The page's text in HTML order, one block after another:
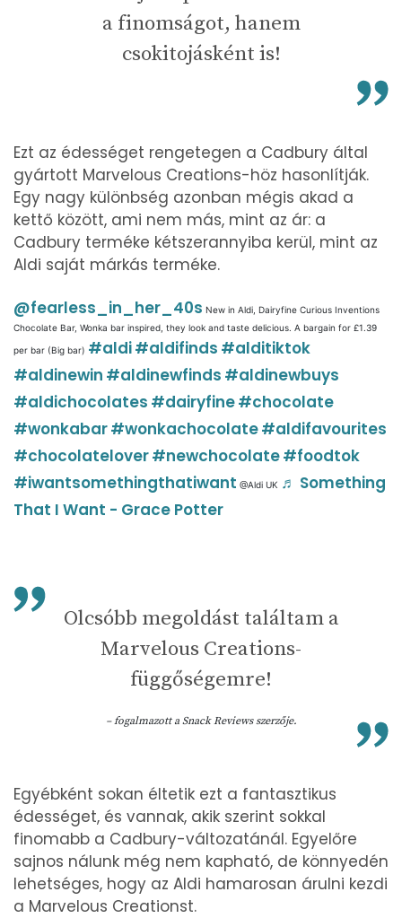
a finomságot, hanem
csokitojásként is!
Ezt az édességet rengetegen a Cadbury által
gyártott Marvelous Creations-höz hasonlítják.
Egy nagy különbség azonban mégis akad a
kettő között, ami nem más, mint az ár: a
Cadbury terméke kétszerannyiba kerül, mint az
Aldi saját márkás terméke.
@fearless_in_her_40s New in Aldi, Dairyfine Curious Inventions
Chocolate Bar, Wonka bar inspired, they look and taste delicious. A bargain for £1.39
per bar (Big bar) #aldi#aldifinds #alditiktok
#aldinewin #aldinewfinds #aldinewbuys
#aldichocolates #dairyfine#chocolate
#wonkabar#wonkachocolate#aldifavourites
#chocolatelover#newchocolate#foodtok
#iwantsomethingthatiwant @Aldi UK ♬ Something
That I Want - Grace Potter
Olcsóbb megoldást találtam a
Marvelous Creations-
függőségemre!
– fogalmazott a Snack Reviews szerzője.
Egyébként sokan éltetik ezt a fantasztikus
édességet, és vannak, akik szerint sokkal
finomabb a Cadbury-változatánál. Egyelőre
sajnos nálunk még nem kapható, de könnyedén
lehetséges, hogy az Aldi hamarosan árulni kezdi
a Marvelous Creationst.